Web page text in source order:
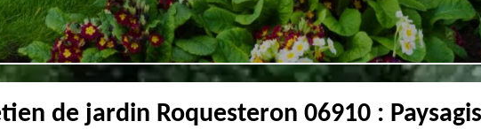
de jardin Roquesteron 06910 :